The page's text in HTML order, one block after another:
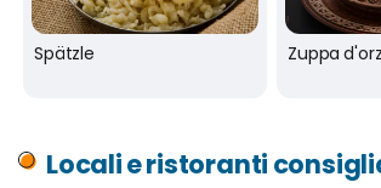
Spätzle Zuppa
Locali e ristoranti